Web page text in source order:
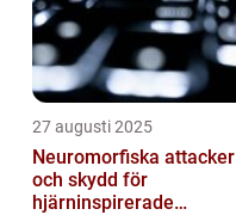
27 augusti 2025
Neuromorfiska attacker
och skydd för
hjärninspirerade